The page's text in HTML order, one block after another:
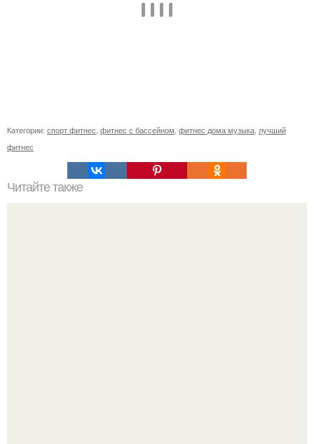
Категории: спорт фитнес фитнес с бассейном фитнес дома музыка лучший
фитнес
Читайте также